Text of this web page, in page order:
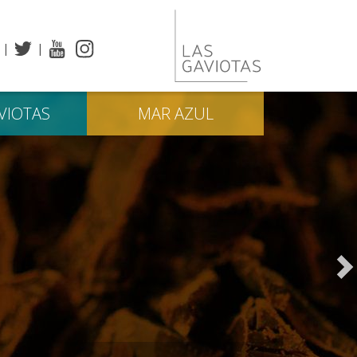
MARAZUL